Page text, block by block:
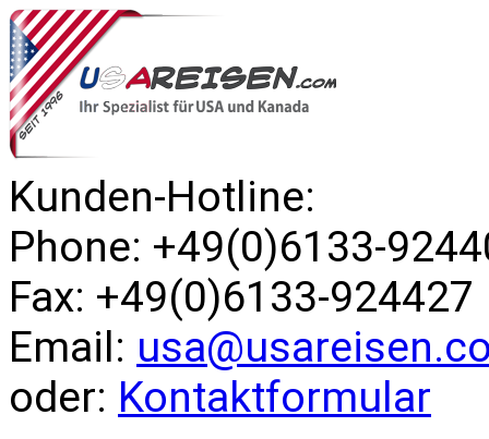
Kunden-Hotline:
Phone: +49(0)6133-
Fax: +49(0)6133-924427
Email:
oder: Kontaktformular